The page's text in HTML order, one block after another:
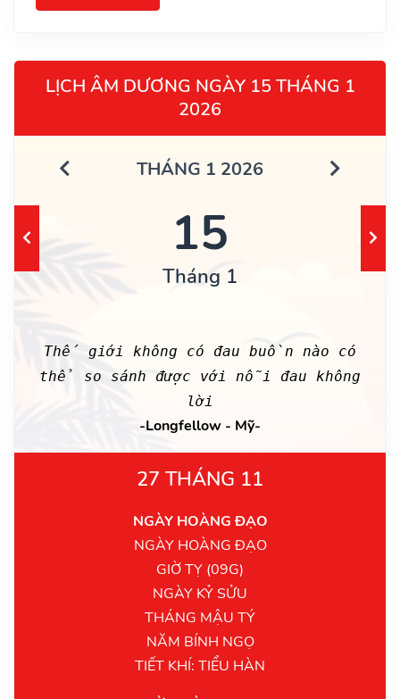
LỊCH ÂM DƯƠNG NGÀY 15 THÁNG 1
2026
THÁNG 1 2026
15
Tháng 1
Thế giới không có đau buồn nào có
thể so sánh được với nỗi đau không
lời
-Longfellow - Mỹ-
27 THÁNG 11
NGÀY HOÀNG ĐẠO
NGÀY HOÀNG ĐẠO
GIỜ TỴ (09G)
NGÀY KỶ SỬU
THÁNG MẬU TÝ
NĂM BÍNH NGỌ
TIẾT KHÍ: TIỂU HÀN